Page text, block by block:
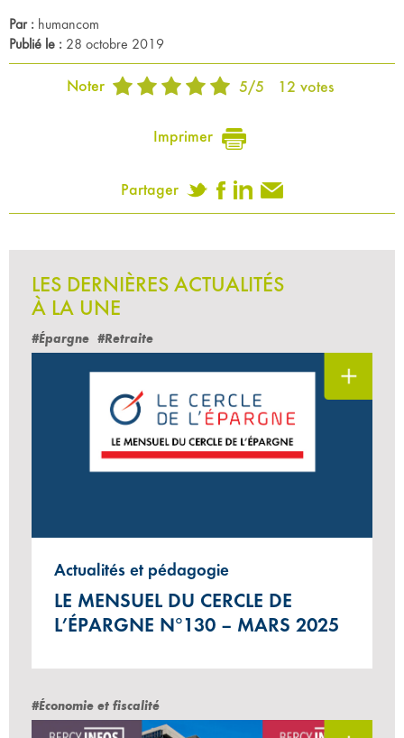
Par : humancom
Publié le : 28 octobre 2019
Noter 5/5 12 votes
Imprimer
Partager
LES DERNIÈRES ACTUALITÉS
À LA UNE
#Épargne #Retraite
Actualités et pédagogie
LE MENSUEL DU CERCLE DE
L’ÉPARGNE N°130 – MARS 2025
#Économie et fiscalité